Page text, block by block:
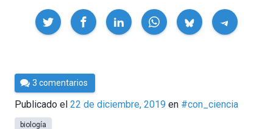
Compartir
Por
Cultura
Cientifica
3 comentarios
Publicado el 22 de diciembre, 2019 en #con_ciencia
biología